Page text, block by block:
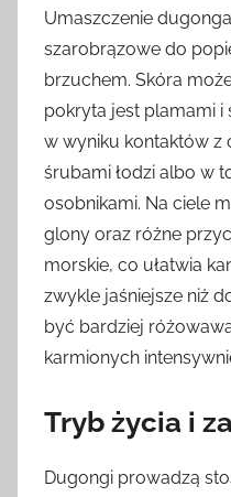
Umaszczenie
szarobrązowe do
brzuchem. Skóra
pokryta jest plamami i
w wyniku kontaktów z
śrubami łodzi albo w
osobnikami. Na ciele
glony oraz różne
morskie, co ułatwia
zwykle jaśniejsze niż
być bardziej
karmionych
Tryb życia i
Dugongi prowadzą